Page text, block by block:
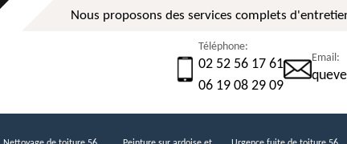
Nous proposons des services complets
Téléphone:
02 52 56 17 61
06 19 08 29 09
Email: